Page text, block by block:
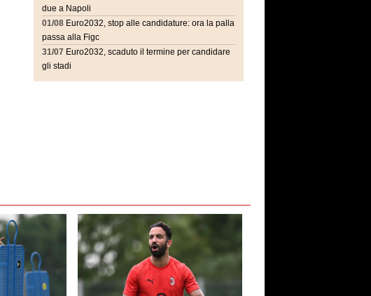
due a Napoli
01/08 Euro2032, stop alle candidature: ora la palla
passa alla Figc
31/07 Euro2032, scaduto il termine per candidare
gli stadi